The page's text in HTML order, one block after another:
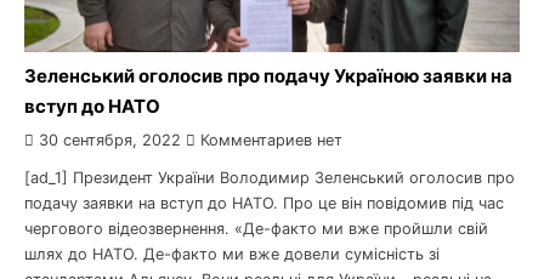
Зеленський оголосив про подачу Україною заявки на
вступ до НАТО
30 сентября, 2022 Комментариев нет
[ad_1] Президент України Володимир Зеленський оголосив про
подачу заявки на вступ до НАТО. Про це він повідомив під час
чергового відеозвернення. «Де-факто ми вже пройшли свій
шлях до НАТО. Де-факто ми вже довели сумісність зі